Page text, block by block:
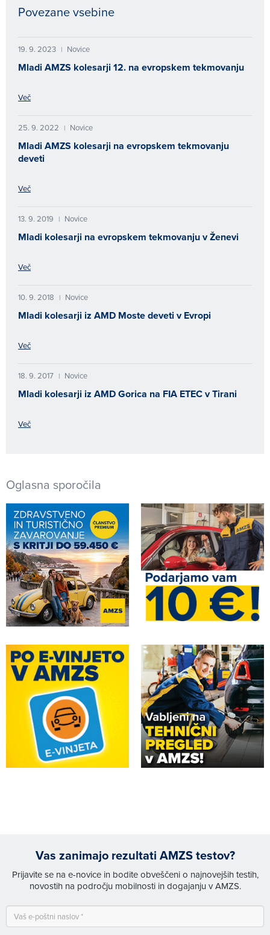
Povezane vsebine
19. 9. 2023 | Novice
Mladi AMZS kolesarji 12. na evropskem tekmovanju
Več
25. 9. 2022 | Novice
Mladi AMZS kolesarji na evropskem tekmovanju
deveti
Več
13. 9. 2019 | Novice
Mladi kolesarji na evropskem tekmovanju v Ženevi
Več
10. 9. 2018 | Novice
Mladi kolesarji iz AMD Moste deveti v Evropi
Več
18. 9. 2017 | Novice
Mladi kolesarji iz AMD Gorica na FIA ETEC v Tirani
Več
Oglasna sporočila
Vas zanimajo rezultati AMZS testov?
Prijavite se na e-novice in bodite obveščeni o najnovejših testih,
novostih na področju mobilnosti in dogajanju v AMZS.